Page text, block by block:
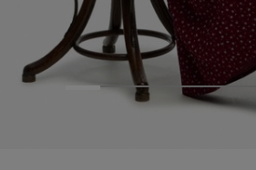
3 4 5 6